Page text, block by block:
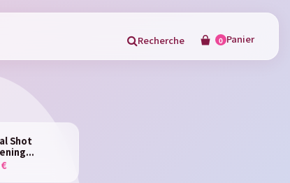
Recherche 0 Panier
Shot